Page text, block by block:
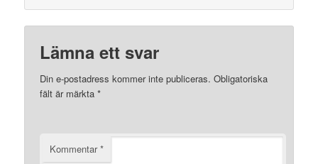
Lämna ett svar
Din e-postadress kommer inte publiceras. Obligatoriska
fält är märkta*
Kommentar*